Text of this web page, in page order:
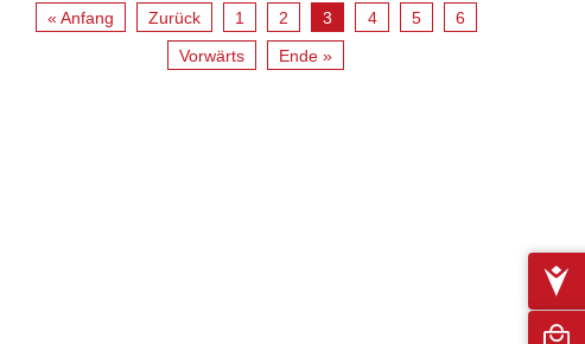
« Anfang Zurück 1 2 3 4 5
6
Vorwärts
Ende »